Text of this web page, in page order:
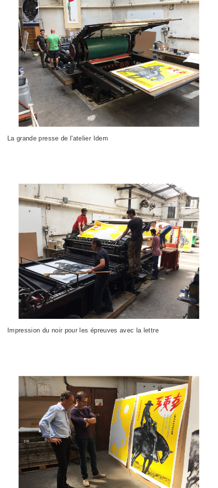
La grande presse de l'atelier Idem
Impression du noir pour les épreuves avec la lettre